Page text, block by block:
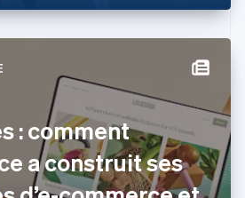
: comment
a construit ses